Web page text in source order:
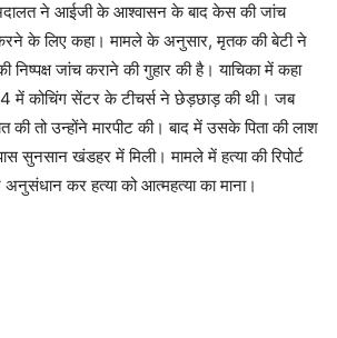
ने आईजी के आश्वासन के बाद केस की जांच
के लिए कहा। मामले के अनुसार, मृतक की बेटी ने
निष्पक्ष जांच कराने की गुहार की है। याचिका में कहा
में कोचिंग सेंटर के टीचर्स ने छेड़छाड़ की थी। जब
की तो उन्होंने मारपीट की। बाद में उसके पिता की लाश
सुनसान खंडहर में मिली। मामले में हत्या की रिपोर्ट
कर हत्या को आत्महत्या का माना।